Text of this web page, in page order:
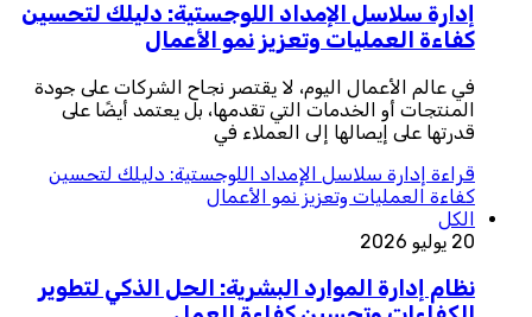
إدارة سلاسل الإمداد اللوجستية: دليلك لتحسين
كفاءة العمليات وتعزيز نمو الأعمال
في عالم الأعمال اليوم، لا يقتصر نجاح الشركات على جودة
المنتجات أو الخدمات التي تقدمها، بل يعتمد أيضًا على
قدرتها على إيصالها إلى العملاء في
قراءة إدارة سلاسل الإمداد اللوجستية: دليلك لتحسين
كفاءة العمليات وتعزيز نمو الأعمال
الكل
20 يوليو 2026
نظام إدارة الموارد البشرية: الحل الذكي لتطوير